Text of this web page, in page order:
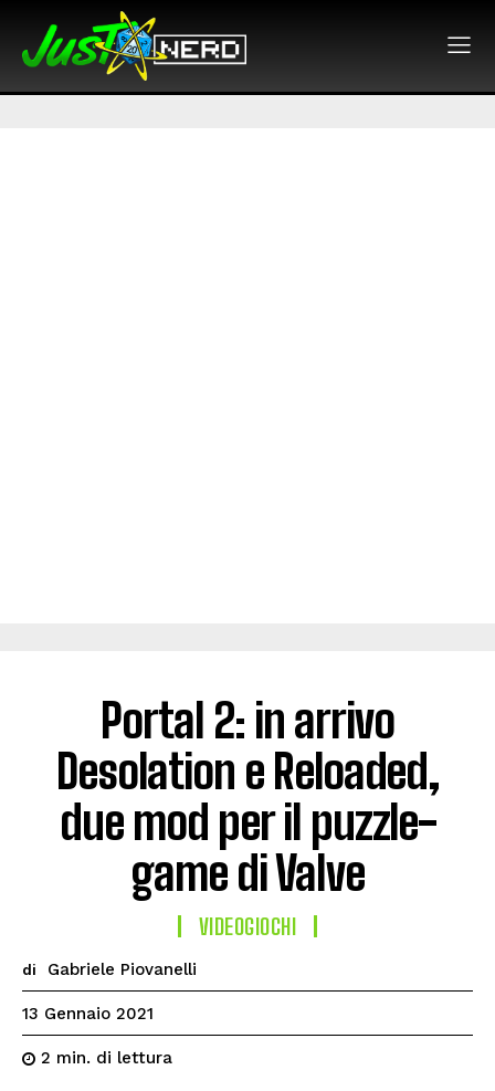
Portal 2: in arrivo
Desolation e Reloaded,
due mod per il puzzle-
game di Valve
VIDEOGIOCHI
di Gabriele Piovanelli
13 Gennaio 2021
2 min. di lettura